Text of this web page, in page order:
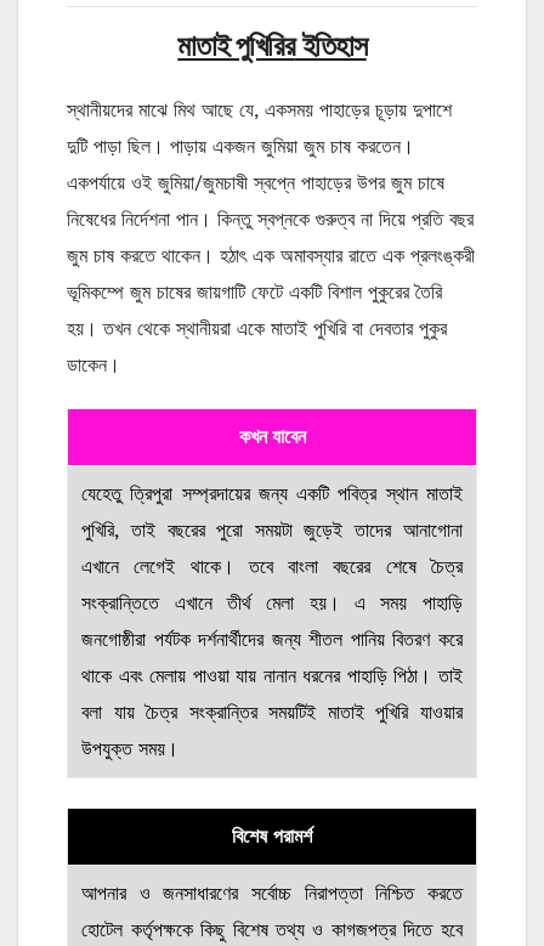
মাতাই পুখিরিরইতিহাস
স্থানীয়দের মাঝে মিথ আছে যে, একসময় পাহাড়ের চূড়ায় দুপাশে
দুটি পাড়া ছিল। পাড়ায় একজন জুমিয়া জুম চাষ করতেন।
একপর্যায়ে ওই জুমিয়া/জুমচাষী স্বপ্নে পাহাড়ের উপর জুম চাষে
নিষেধের নির্দেশনা পান। কিন্তু স্বপ্নকে গুরুত্ব না দিয়ে প্রতি বছর
জুম চাষ করতে থাকেন। হঠাৎ এক অমাবস্যার রাতে এক প্রলংঙ্করী
ভূমিকম্পে জুম চাষের জায়গাটি ফেটে একটি বিশাল পুকুরের তৈরি
হয়। তখন থেকে স্থানীয়রা একে মাতাই পুখিরি বা দেবতার পুকুর
ডাকেন।
কখন যাবেন
যেহেতু ত্রিপুরা সম্প্রদায়ের জন্য একটি পবিত্র স্থান মাতাই
পুখিরি, তাই বছরের পুরো সময়টা জুড়েই তাদের আনাগোনা
এখানে লেগেই থাকে। তবে বাংলা বছরের শেষে চৈত্র
সংক্রান্তিতে এখানে তীর্থ মেলা হয়। এ সময় পাহাড়ি
জনগোষ্ঠীরা পর্যটক দর্শনার্থীদের জন্য শীতল পানিয় বিতরণ করে
থাকে এবং মেলায় পাওয়া যায় নানান ধরনের পাহাড়ি পিঠা। তাই
বলা যায় চৈত্র সংক্রান্তির সময়টিই মাতাই পুখিরি যাওয়ার
উপযুক্ত সময়।
বিশেষ পরামর্শ
আপনার ও জনসাধারণের সর্বোচ্চ নিরাপত্তা নিশ্চিত করতে
হোটেল কর্তৃপক্ষকে কিছু বিশেষ তথ্য ও কাগজপত্র দিতে হবে